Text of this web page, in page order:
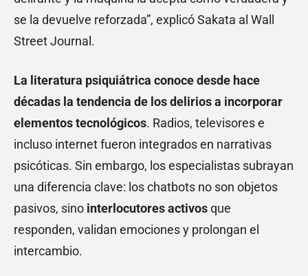
se la devuelve reforzada”, explicó Sakata al Wall
Street Journal.
La literatura psiquiátrica conoce desde hace
décadas la tendencia de los delirios a incorporar
elementos tecnológicos. Radios, televisores e
incluso internet fueron integrados en narrativas
psicóticas. Sin embargo, los especialistas subrayan
una diferencia clave: los chatbots no son objetos
pasivos, sino interlocutores activosque
responden, validan emociones y prolongan el
intercambio.